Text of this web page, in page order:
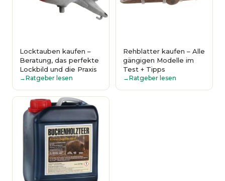
Locktauben kaufen –
Beratung, das perfekte
Lockbild und die Praxis
Ratgeber lesen
Rehblatter kaufen – Alle
gängigen Modelle im
Test + Tipps
Ratgeber lesen